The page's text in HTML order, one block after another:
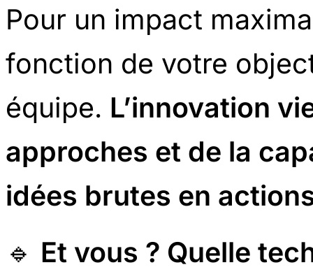
Pour un impact
fonction de votre
équipe. L’innovation
approches et de la
idées brutes en
🔹 Et vous ? Quelle